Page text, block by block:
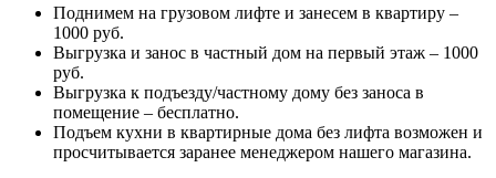
Поднимем на грузовом лифте и занесем в квартиру –
1000 руб.
Выгрузка и занос в частный дом на первый этаж – 1000
руб.
Выгрузка к подъезду/частному дому без заноса в
помещение – бесплатно.
Подъем кухни в квартирные дома без лифта возможен и
просчитывается заранее менеджером нашего магазина.